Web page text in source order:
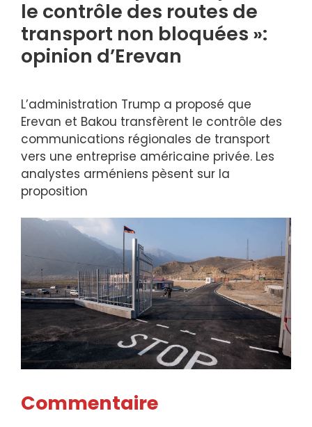
le contrôle des routes de
transport non bloquées »:
opinion d’Erevan
L’administration Trump a proposé que
Erevan et Bakou transfèrent le contrôle des
communications régionales de transport
vers une entreprise américaine privée. Les
analystes arméniens pèsent sur la
proposition
Commentaire